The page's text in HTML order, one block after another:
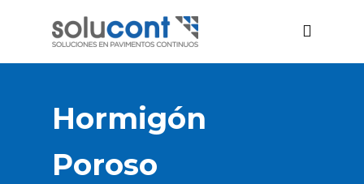
Hormigón
Poroso